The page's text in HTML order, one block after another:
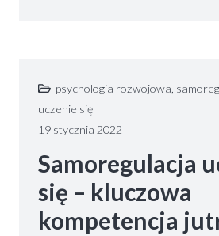
psychologia rozwojowa
uczenie się
19 stycznia 2022
Samoregulacja
się – kluczowa
kompetencja